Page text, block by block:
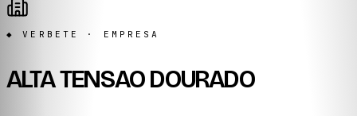
◆ VERBETE · EMPRESA
ALTA TENSAO DOURADO